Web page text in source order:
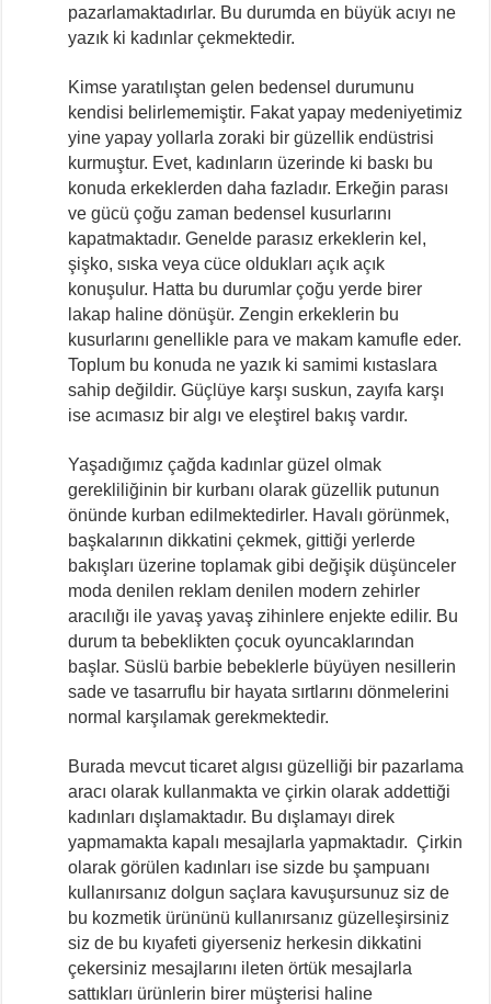
pazarlamaktadırlar. Bu durumda en büyük acıyı ne
yazık ki kadınlar çekmektedir.
Kimse yaratılıştan gelen bedensel durumunu
kendisi belirlememiştir. Fakat yapay medeniyetimiz
yine yapay yollarla zoraki bir güzellik endüstrisi
kurmuştur. Evet, kadınların üzerinde ki baskı bu
konuda erkeklerden daha fazladır. Erkeğin parası
ve gücü çoğu zaman bedensel kusurlarını
kapatmaktadır. Genelde parasız erkeklerin kel,
şişko, sıska veya cüce oldukları açık açık
konuşulur. Hatta bu durumlar çoğu yerde birer
lakap haline dönüşür. Zengin erkeklerin bu
kusurlarını genellikle para ve makam kamufle eder.
Toplum bu konuda ne yazık ki samimi kıstaslara
sahip değildir. Güçlüye karşı suskun, zayıfa karşı
ise acımasız bir algı ve eleştirel bakış vardır.
Yaşadığımız çağda kadınlar güzel olmak
gerekliliğinin bir kurbanı olarak güzellik putunun
önünde kurban edilmektedirler. Havalı görünmek,
başkalarının dikkatini çekmek, gittiği yerlerde
bakışları üzerine toplamak gibi değişik düşünceler
moda denilen reklam denilen modern zehirler
aracılığı ile yavaş yavaş zihinlere enjekte edilir. Bu
durum ta bebeklikten çocuk oyuncaklarından
başlar. Süslü barbie bebeklerle büyüyen nesillerin
sade ve tasarruflu bir hayata sırtlarını dönmelerini
normal karşılamak gerekmektedir.
Burada mevcut ticaret algısı güzelliği bir pazarlama
aracı olarak kullanmakta ve çirkin olarak addettiği
kadınları dışlamaktadır. Bu dışlamayı direk
yapmamakta kapalı mesajlarla yapmaktadır. Çirkin
olarak görülen kadınları ise sizde bu şampuanı
kullanırsanız dolgun saçlara kavuşursunuz siz de
bu kozmetik ürününü kullanırsanız güzelleşirsiniz
siz de bu kıyafeti giyerseniz herkesin dikkatini
çekersiniz mesajlarını ileten örtük mesajlarla
sattıkları ürünlerin birer müşterisi haline